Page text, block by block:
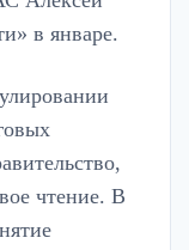
в январе.
чтение. В